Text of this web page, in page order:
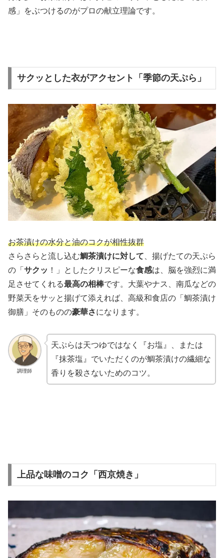
感」をぶつけるのがプロの献立理論です。
サクッとした衣がアクセント「季節の天ぷら」
お茶漬けの水分と油のコクが相性抜群
さらさらと流し込む鯛茶漬けに対して 、揚げたての天ぷら
の「 サクッ ！」としたクリスピーな食感は、脳を強烈に満
足させてくれる最高の相棒です。大葉やナス、南瓜などの
野菜天をサッと揚げて添えれば、高級和食店の「鯛茶漬け
御膳」そのものの豪華さになります。
調理師
天ぷらは天つゆではなく『お塩』、または
『抹茶塩』でいただくのが鯛茶漬けの繊細な
香りを殺さないためのコツ。
上品な味噌のコク「西京焼き」